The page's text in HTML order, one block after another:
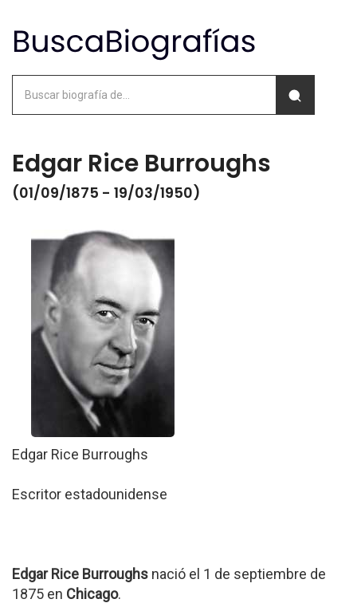
Edgar Rice Burroughs
(01/09/1875 - 19/03/1950)
Edgar Rice Burroughs
Escritor estadounidense
Edgar Rice Burroughs nació el 1 de septiembre de
1875 en Chicago.